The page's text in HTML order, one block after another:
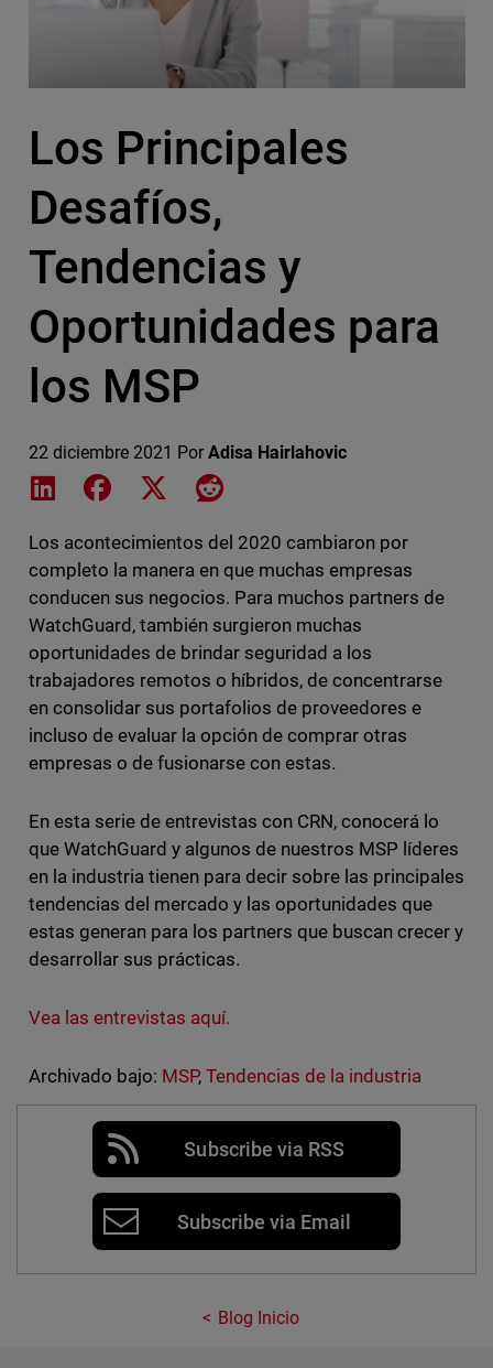
Los Principales
Desafíos,
Tendencias y
Oportunidades para
los MSP
22 diciembre 2021 Por Adisa Hairlahovic
Share on LinkedIn
Share on Facebook
Share on XShare on Reddit
Los acontecimientos del 2020 cambiaron por
completo la manera en que muchas empresas
conducen sus negocios. Para muchos partners de
WatchGuard, también surgieron muchas
oportunidades de brindar seguridad a los
trabajadores remotos o híbridos, de concentrarse
en consolidar sus portafolios de proveedores e
incluso de evaluar la opción de comprar otras
empresas o de fusionarse con estas.
En esta serie de entrevistas con CRN, conocerá lo
que WatchGuard y algunos de nuestros MSP líderes
en la industria tienen para decir sobre las principales
tendencias del mercado y las oportunidades que
estas generan para los partners que buscan crecer y
desarrollar sus prácticas.
Vea las entrevistas aquí.
Archivado bajo: MSP, Tendencias de la industria
Subscribe via RSS
Subscribe via Email
Blog Inicio